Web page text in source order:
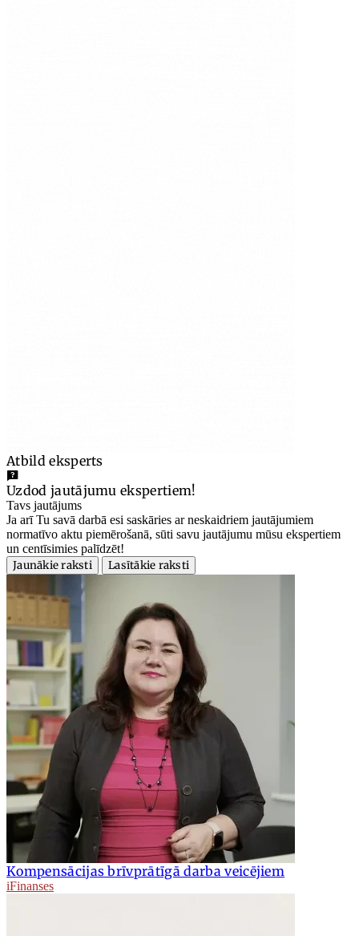
Atbild eksperts
Uzdod jautājumu ekspertiem!
Tavs jautājums
Ja arī Tu savā darbā esi saskāries ar neskaidriem jautājumiem
normatīvo aktu piemērošanā, sūti savu jautājumu mūsu ekspertiem
un centīsimies palīdzēt!
Jaunākie raksti
Lasītākie raksti
Kompensācijas brīvprātīgā darba veicējiem
iFinanses